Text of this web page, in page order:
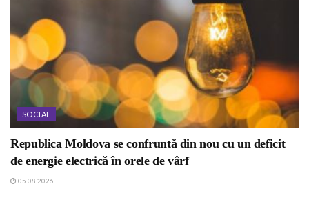
SOCIAL
Republica Moldova se confruntă din nou cu un deficit
de energie electrică în orele de vârf
05.08.2026